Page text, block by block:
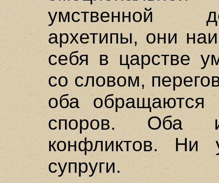
умственной
архетипы, они
себя в царстве
со словом,
оба
споров. Оба
конфликтов.
супруги.